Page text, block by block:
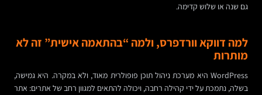
גם שנה או שלוש קדימה.
למה דווקא וורדפרס, ולמה “בהתאמה אישית” זה לא
מותרות
WordPress היא מערכת ניהול תוכן פופולרית מאוד, ולא במקרה. היא גמישה,
בשלה, נתמכת על ידי קהילה רחבה, ויכולה להתאים למגוון רחב של אתרים: אתר